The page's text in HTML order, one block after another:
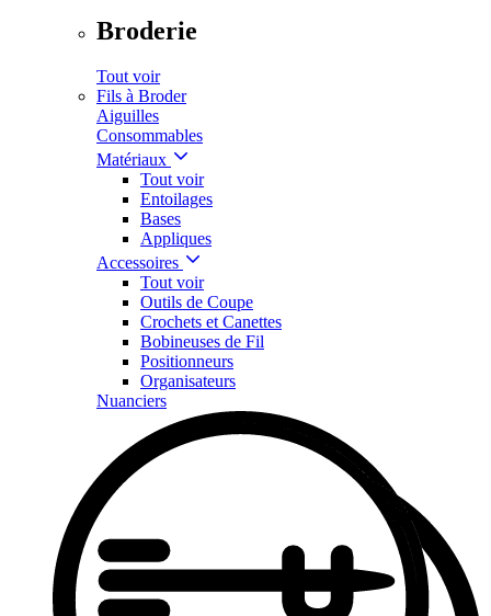
Broderie
Tout voir
Fils à Broder
Aiguilles
Consommables
Matériaux
Tout voir
Entoilages
Bases
Appliques
Accessoires
Tout voir
Outils de Coupe
Crochets et Canettes
Bobineuses de Fil
Positionneurs
Organisateurs
Nuanciers